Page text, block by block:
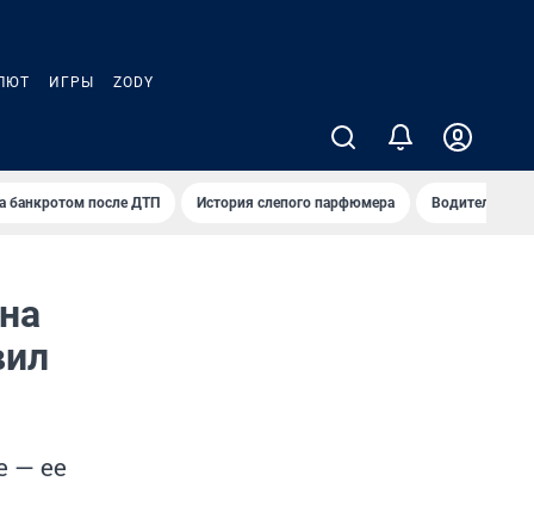
ИГРЫ ZODY
банкротом после ДТП История слепого парфюмера Водители
— ее